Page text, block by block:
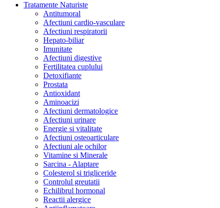
Tratamente Naturiste
Antitumoral
Afectiuni cardio-vasculare
Afectiuni respiratorii
Hepato-biliar
Imunitate
Afectiuni digestive
Fertilitatea cuplului
Detoxifiante
Prostata
Antioxidant
Aminoacizi
Afectiuni dermatologice
Afectiuni urinare
Energie si vitalitate
Afectiuni osteoarticulare
Afectiuni ale ochilor
Vitamine si Minerale
Sarcina - Alaptare
Colesterol si trigliceride
Controlul greutatii
Echilibrul hormonal
Reactii alergice